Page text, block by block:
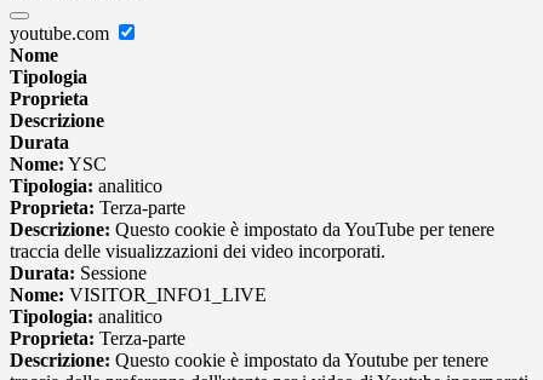
youtube.com
Nome
Tipologia
Proprieta
Descrizione
Durata
Nome: YSC
Tipologia: analitico
Proprieta: Terza-parte
Descrizione: Questo cookie è impostato da YouTube per tenere
traccia delle visualizzazioni dei video incorporati.
Durata: Sessione
Nome: VISITOR_INFO1_LIVE
Tipologia: analitico
Proprieta: Terza-parte
Descrizione: Questo cookie è impostato da Youtube per tenere